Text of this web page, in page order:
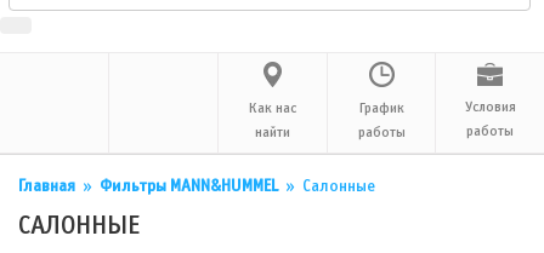
Как нас
найти
График
работы
Условия
работы
Главная » Фильтры MANN&HUMMEL » Салонные
САЛОННЫЕ